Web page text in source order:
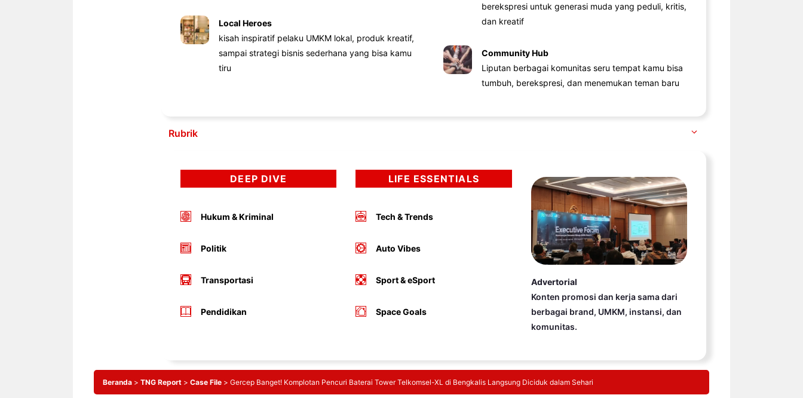
Local Heroes
kisah inspiratif pelaku UMKM lokal, produk kreatif,
sampai strategi bisnis sederhana yang bisa kamu
tiru
berekspresi untuk generasi muda yang peduli, kritis,
dan kreatif
Community Hub
Liputan berbagai komunitas seru tempat kamu bisa
tumbuh, berekspresi, dan menemukan teman baru
Rubrik
DEEP DIVE
Hukum & Kriminal
Politik
Transportasi
Pendidikan
LIFE ESSENTIALS
Tech & Trends
Auto Vibes
Sport & eSport
Space Goals
Advertorial
Konten promosi dan kerja sama dari
berbagai brand, UMKM, instansi, dan
komunitas.
Beranda > TNG Report > Case File > Gercep Banget! Komplotan Pencuri Baterai Tower Telkomsel-XL di Bengkalis Langsung Diciduk dalam Sehari